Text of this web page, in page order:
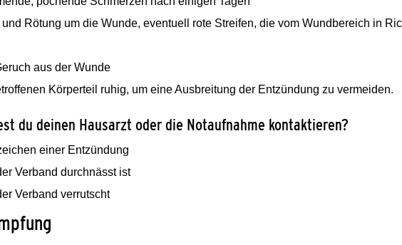
Rötung um die Wunde, eventuell rote Streifen, die vom Wundbereich in
aus der Wunde
Körperteil ruhig, um eine Ausbreitung der Entzündung zu vermeiden.
du deinen Hausarzt oder die Notaufnahme kontaktieren?
einer Entzündung
Verband durchnässt ist
Verband verrutscht